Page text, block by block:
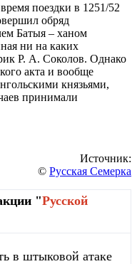
поездки в 1251/52
обряд
Батыя – ханом
ни на каких
Р. А. Соколов. Однако
акта и вообще
князьями,
принимали
Источник:
© Русская Семерка
"Русской
в штыковой атаке